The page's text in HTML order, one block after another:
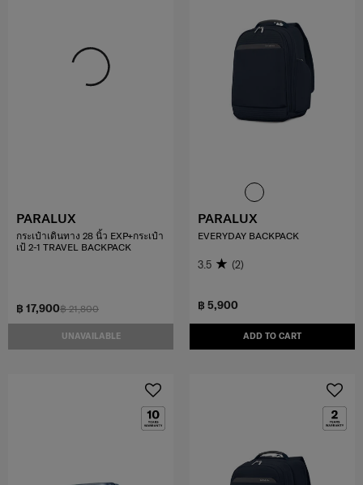
฿ 21,800
฿ 17,900
UNAVAILABLE
PARALUX
กระเป๋าเดินทาง 28 นิ้ว EXP+กระเป๋า
เป้ 2-1 TRAVEL BACKPACK
฿ 5,900
ADD TO CART
PARALUX
EVERYDAY BACKPACK
3.5 (2)